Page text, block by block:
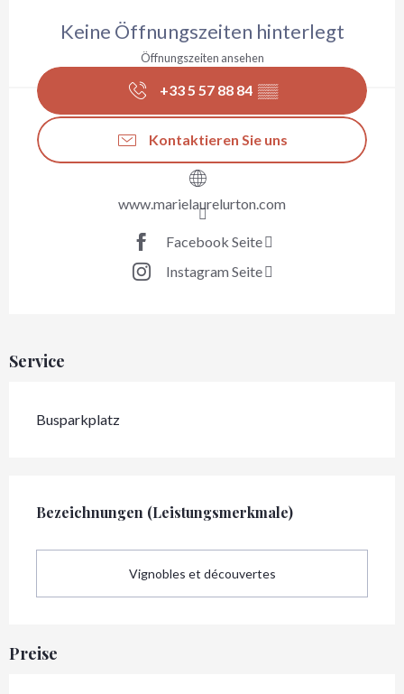
Keine Öffnungszeiten hinterlegt
Öffnungszeiten ansehen
+33 5 57 88 84 ▒▒
Kontaktieren Sie uns
www.marielaurelurton.com
Facebook Seite
Instagram Seite
Service
Busparkplatz
Bezeichnungen (Leistungsmerkmale)
Bezeichnungen (Leistungsmerkmale)
Vignobles et découvertes
Preise